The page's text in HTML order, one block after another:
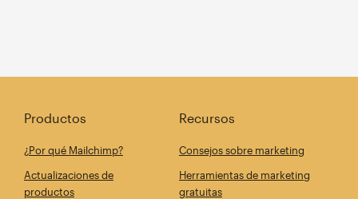
Productos
¿Por qué Mailchimp?
Actualizaciones de
productos
Recursos
Consejos sobre marketing
Herramientas de marketing
gratuitas